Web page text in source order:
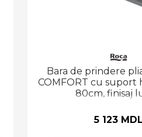
Bara de prindere
COMFORT cu suport
80cm, finisaj
5 123 MDL